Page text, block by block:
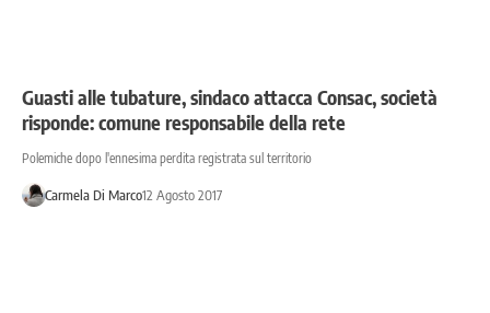
Guasti alle tubature, sindaco attacca Consac, società
risponde: comune responsabile della rete
Polemiche dopo l'ennesima perdita registrata sul territorio
Carmela Di Marco12 Agosto 2017